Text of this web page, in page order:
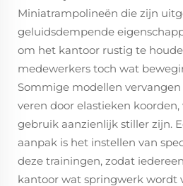
Miniatrampolineën die zijn
geluidsdempende
om het kantoor rustig te
medewerkers toch wat
Sommige modellen
veren door elastieken
gebruik aanzienlijk stiller zijn.
aanpak is het instellen van
deze trainingen, zodat
kantoor wat springwerk wordt